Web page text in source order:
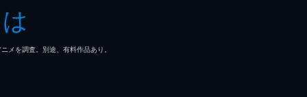
を調査。別途、有料作品あり。